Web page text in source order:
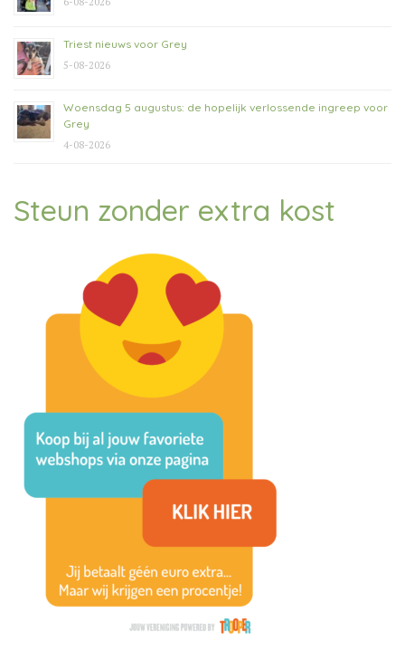
Triest nieuws voor Grey
5-08-2026
Woensdag 5 augustus: de hopelijk verlossende ingreep voor
Grey
4-08-2026
Steun zonder extra kost